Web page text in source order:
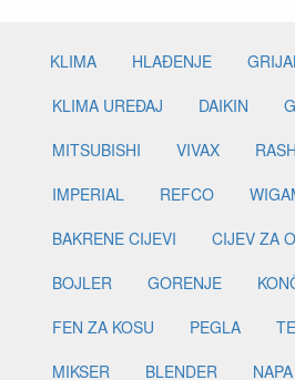
KLIMA HLAĐENJE
KLIMA UREĐAJ
DAIKIN
MITSUBISHI
VIVAX
IMPERIAL
REFCO
BAKRENE CIJEVI
CIJEV ZA
BOJLER
GORENJE
FEN ZA KOSU
PEGLA
MIKSER
BLENDER
NAPA